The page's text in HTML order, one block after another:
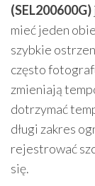
(SEL200600G)
mieć jeden
szybkie
często
zmieniają
dotrzymać
długi zakres
rejestrować
się.